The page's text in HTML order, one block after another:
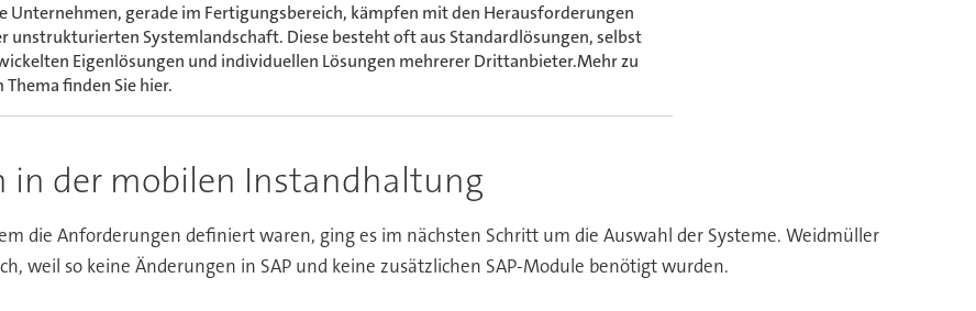
Unternehmen, gerade im Fertigungsbereich, kämpfen mit den Herausforderungen
unstrukturierten Systemlandschaft. Diese besteht oft aus Standardlösungen, selbst
Eigenlösungen und individuellen Lösungen mehrerer Drittanbieter.Mehr zu
Thema finden Sie hier.
in der mobilen Instandhaltung
die Anforderungen definiert waren, ging es im nächsten Schritt um die Auswahl der Systeme. Weidmüller
weil so keine Änderungen in SAP und keine zusätzlichen SAP-Module benötigt wurden.